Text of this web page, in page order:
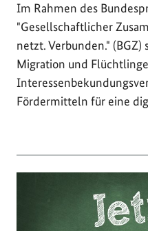
Im Rahmen des
"Gesellschaftlicher
netzt. Verbunden."
Migration und
Fördermitteln für eine